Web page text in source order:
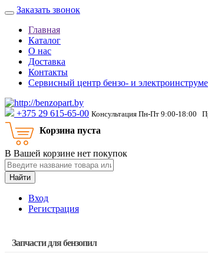
Заказать звонок
Главная
Каталог
О нас
Доставка
Контакты
Сервисный центр бензо- и
‎+375 29 615-65-00 Консультация Пн-Пт 9:00-18:00
Корзина пуста
В Вашей корзине нет покупок
Найти
Вход
Регистрация
Запчасти для бензопил